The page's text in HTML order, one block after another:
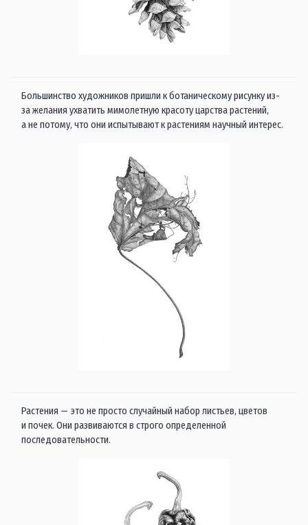
Большинство художников пришли к ботаническому рисунку из-
за желания ухватить мимолетную красоту царства растений,
а не потому, что они испытывают к растениям научный интерес.
Растения — это не просто случайный набор листьев, цветов
и почек. Они развиваются в строго определенной
последовательности.